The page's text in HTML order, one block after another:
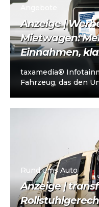
Anzeige |
Mietwagen:
Einnahmen,
taxamedia®
Fahrzeug, das den
Rund ums Auto
Anzeige |